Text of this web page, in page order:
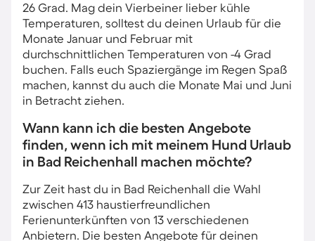
26 Grad. Mag dein Vierbeiner lieber kühle
Temperaturen, solltest du deinen Urlaub für die
Monate Januar und Februar mit
durchschnittlichen Temperaturen von -4 Grad
buchen. Falls euch Spaziergänge im Regen Spaß
machen, kannst du auch die Monate Mai und Juni
in Betracht ziehen.
Wann kann ich die besten Angebote
finden, wenn ich mit meinem Hund Urlaub
in Bad Reichenhall machen möchte?
Zur Zeit hast du in Bad Reichenhall die Wahl
zwischen 413 haustierfreundlichen
Ferienunterkünften von 13 verschiedenen
Anbietern. Die besten Angebote für deinen